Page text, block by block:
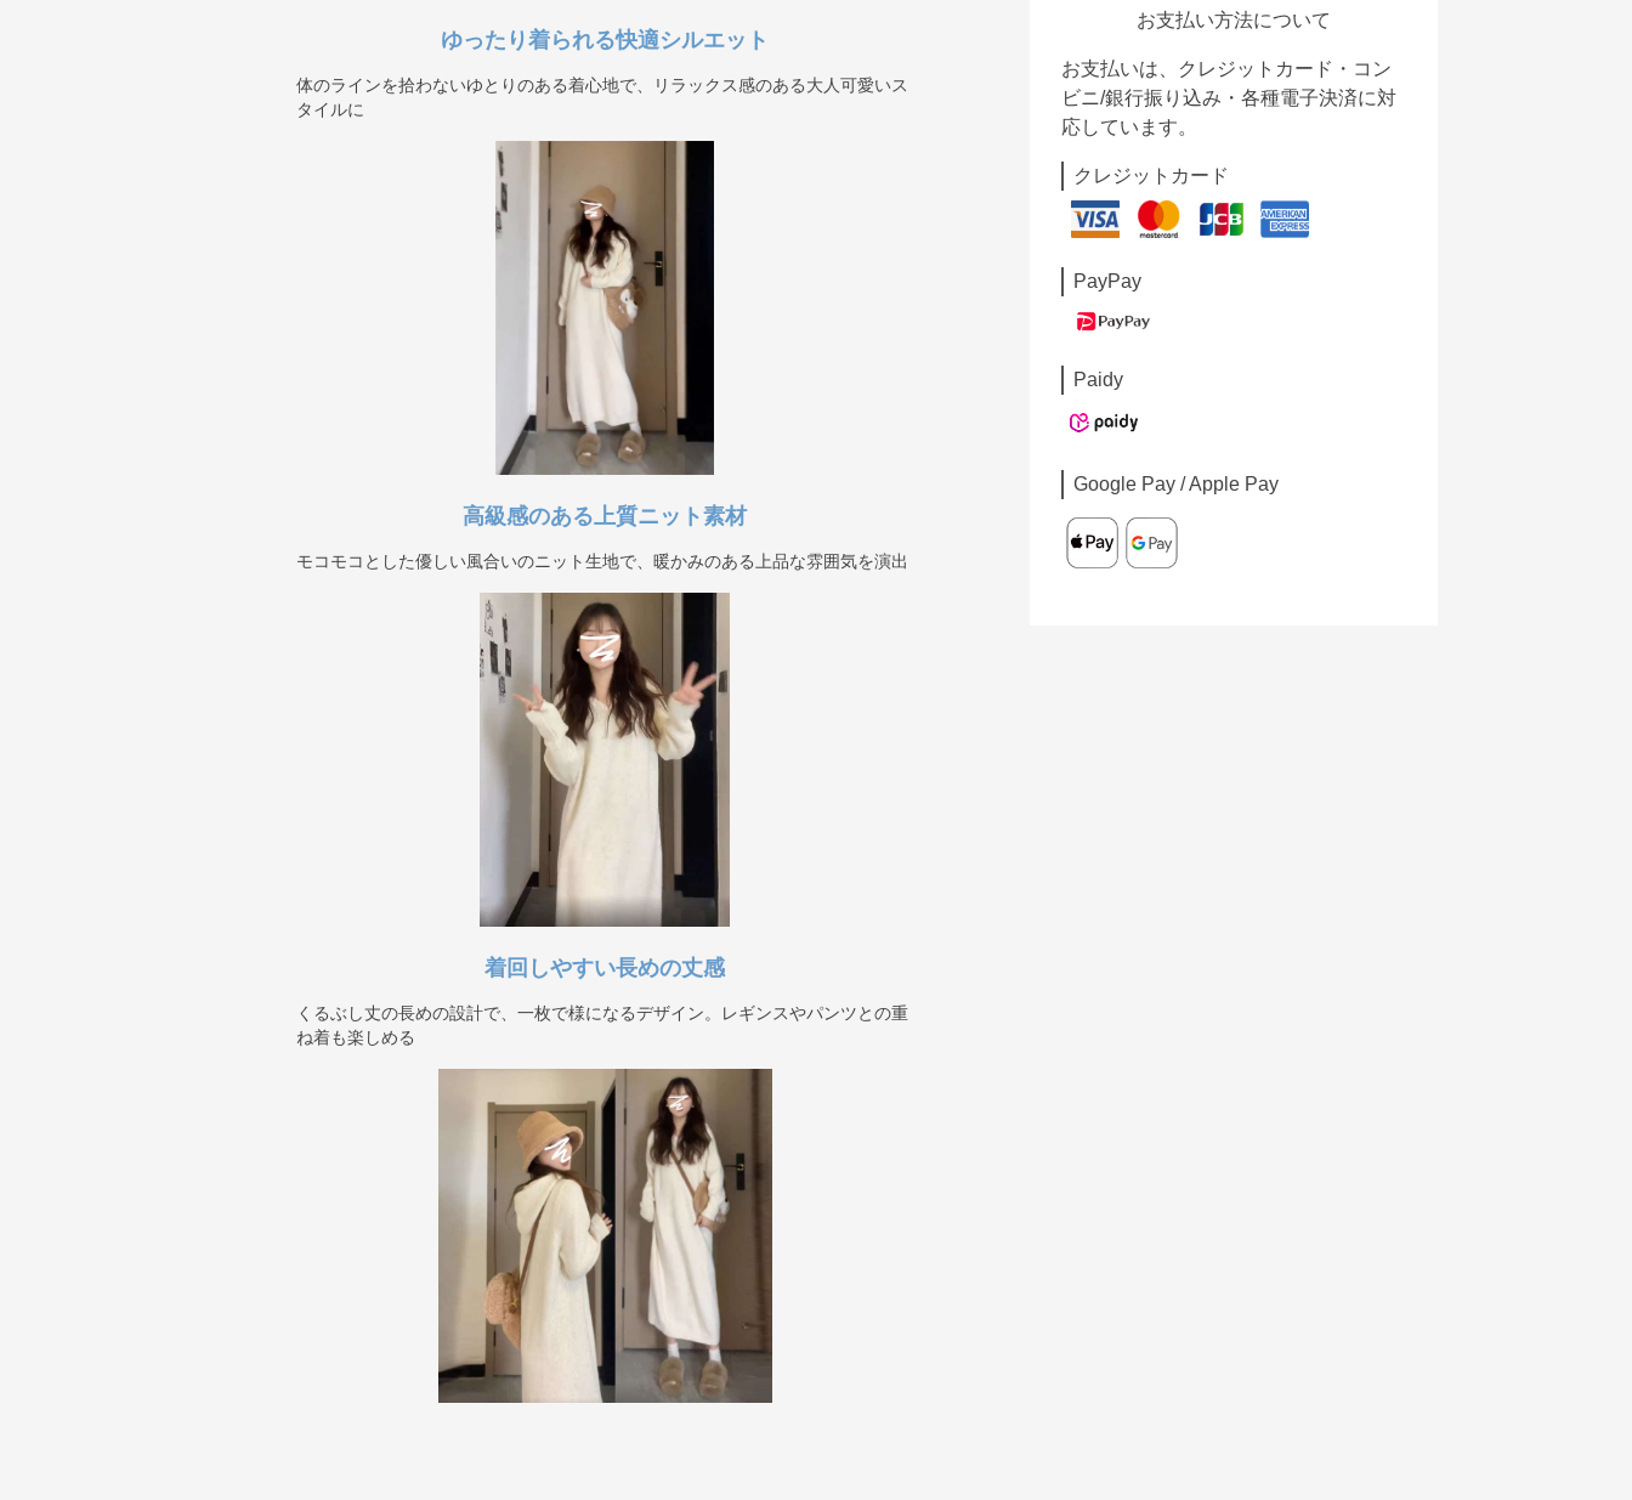
ゆったり着られる快適シルエット
体のラインを拾わないゆとりのある着心地で、リラックス感のある大人可愛いス
タイルに
高級感のある上質ニット素材
モコモコとした優しい風合いのニット生地で、暖かみのある上品な雰囲気を演出
着回しやすい長めの丈感
くるぶし丈の長めの設計で、一枚で様になるデザイン。レギンスやパンツとの重
ね着も楽しめる
お支払い方法について
お支払いは、クレジットカード・コン
ビニ/銀行振り込み・各種電子決済に対
応しています。
クレジットカード
PayPay
Paidy
Google Pay / Apple Pay